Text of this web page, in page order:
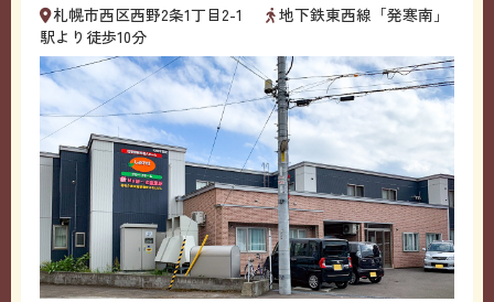
札幌市西区西野2条1丁目2-1
地下鉄東西線「発寒南」
駅より徒歩10分